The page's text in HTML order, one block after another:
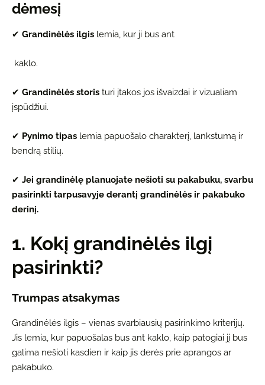
dėmesį
✔ Grandinėlės ilgis lemia, kur ji bus ant
kaklo.
✔ Grandinėlės storis turi įtakos jos išvaizdai ir vizualiam
įspūdžiui.
✔ Pynimo tipas lemia papuošalo charakterį, lankstumą ir
bendrą stilių.
✔ Jei grandinėlę planuojate nešioti su pakabuku, svarbu
pasirinkti tarpusavyje derantį grandinėlės ir pakabuko
derinį.
1. Kokį grandinėlės ilgį
pasirinkti?
Trumpas atsakymas
Grandinėlės ilgis – vienas svarbiausių pasirinkimo kriterijų.
Jis lemia, kur papuošalas bus ant kaklo, kaip patogiai jį bus
galima nešioti kasdien ir kaip jis derės prie aprangos ar
pakabuko.